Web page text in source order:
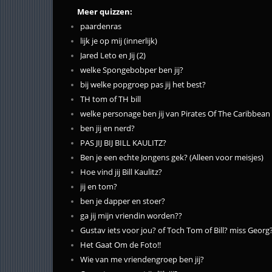
Meer quizzen:
paardenras
lijk je op mij (innerlijk)
Jared Leto en Jij (2)
welke Spongebobper ben jij?
bij welke popgroep pas jij het best?
TH tom of TH bill
welke personage ben jij van Pirates Of The Caribbean
ben jij en nerd?
PAS JIJ BIJ BILL KAULITZ?
Ben je een echte Jongens gek? (Alleen voor meisjes)
Hoe vind jij Bill Kaulitz?
jij en tom?
ben je dapper en stoer?
ga jij mijn vriendin worden??
Gustav iets voor jou? of Toch Tom of Bill? miss
Het Gaat Om de Foto!!
Wie van me vriendengroep ben jij?